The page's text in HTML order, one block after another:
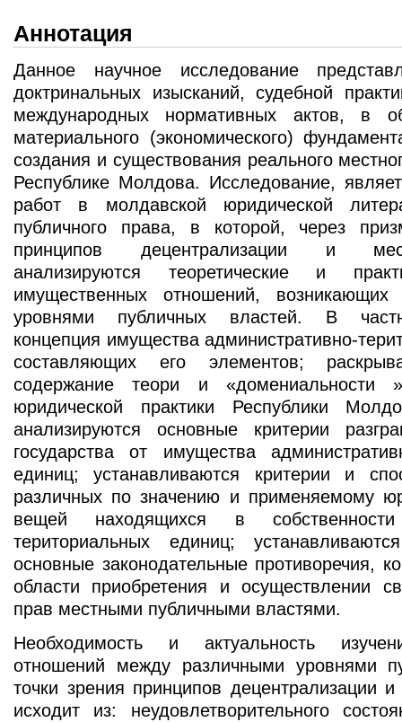
Аннотация
Данное научное исследование
доктринальных изысканий, судебной
международных нормативных актов, в
материального (экономического)
создания и существования реального
Республике Молдова. Исследование,
работ в молдавской юридической
публичного права, в которой, через
принципов децентрализации и
анализируются теоретические и
имущественных отношений,
уровнями публичных властей. В
концепция имущества административно-
составляющих его элементов;
содержание теори и «домениальности
юридической практики Республики
анализируются основные критерии
государства от имущества
единиц; устанавливаются критерии и
различных по значению и применяемому
вещей находящихся в собственности
териториальных единиц;
основные законодательные противоречия,
области приобретения и осуществлении
прав местными публичными властями.
Необходимость и актуальность
отношений между различными уровнями
точки зрения принципов децентрализации
исходит из: неудовлетворительного